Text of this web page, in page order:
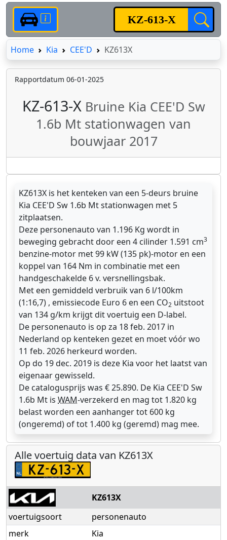
HomeHome
Kia CEE'D KZ613X
Rapportdatum 06-01-2025
KZ-613-X Bruine Kia CEE'D Sw
1.6b Mt stationwagen van
bouwjaar 2017
KZ613X is het kenteken van een 5-deurs bruine
Kia CEE'D Sw 1.6b Mt stationwagen met 5
zitplaatsen.
Deze personenauto van 1.196 Kg wordt in
beweging gebracht door een 4 cilinder 1.591 cm3
benzine-motor met 99 kW (135 pk)-motor en een
koppel van 164 Nm in combinatie met een
handgeschakelde 6 v. versnellingsbak.
Met een gemiddeld verbruik van 6 l/100km
(1:16,7) , emissiecode Euro 6 en een CO2 uitstoot
van 134 g/km krijgt dit voertuig een D-label.
De personenauto is op za 18 feb. 2017 in
Nederland op kenteken gezet en moet vóór wo
11 feb. 2026 herkeurd worden.
Op do 19 dec. 2019 is deze Kia voor het laatst van
eigenaar gewisseld.
De catalogusprijs was € 25.890. De Kia CEE'D Sw
1.6b Mt is WAM-verzekerd en mag tot 1.820 kg
belast worden een aanhanger tot 600 kg
(ongeremd) of tot 1.400 kg (geremd) mag mee.
Alle voertuig data van KZ613X
KZ613X
voertuigsoort
personenauto
merk
Kia